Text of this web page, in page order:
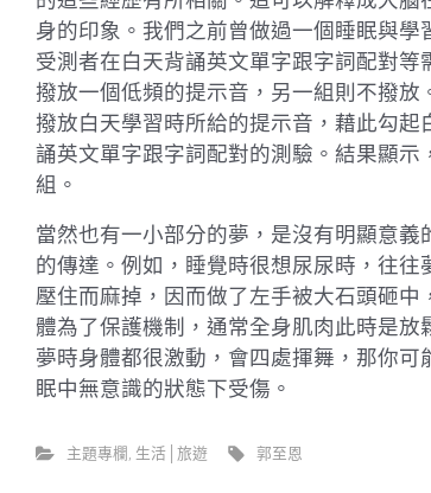
身的印象。我們之前曾做過一個睡眠與
受測者在白天背誦英文單字跟字詞配對
撥放一個低頻的提示音，另一組則不撥
撥放白天學習時所給的提示音，藉此勾
誦英文單字跟字詞配對的測驗。結果顯
組。
當然也有一小部分的夢，是沒有明顯意
的傳達。例如，睡覺時很想尿尿時，往
壓住而麻掉，因而做了左手被大石頭砸
體為了保護機制，通常全身肌肉此時是
夢時身體都很激動，會四處揮舞，那你
眠中無意識的狀態下受傷。
主題專欄 生活│旅遊 郭至恩